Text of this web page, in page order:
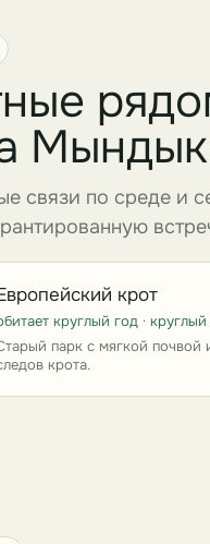
связи по среде и
крот
круглый год ·
парк с мягкой почвой
крота.